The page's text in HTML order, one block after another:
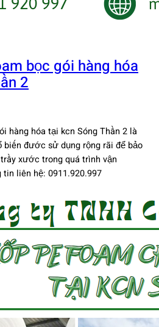
bọc gói hàng hóa
2
hàng hóa tại kcn Sóng Thần 2 là
biến đước sử dụng rộng rãi để bảo
xước trong quá trình vận
liên hệ: 0911.920.997